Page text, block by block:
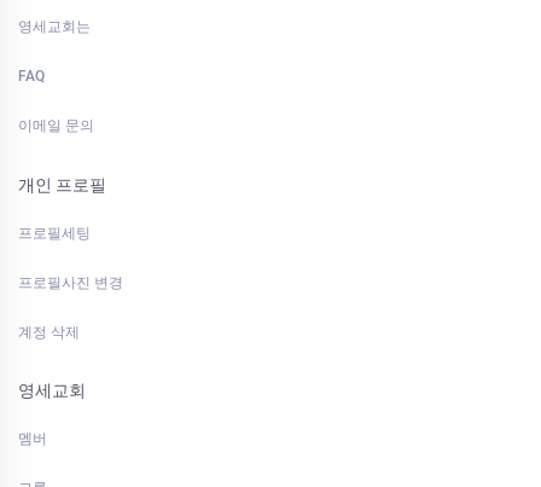
영세교회는
FAQ
이메일 문의
개인 프로필
프로필세팅
프로필사진 변경
계정 삭제
영세교회
멤버